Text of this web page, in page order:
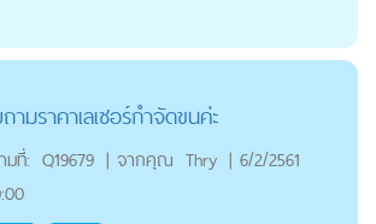
ามราคาเลเซอร์กำจัดขนค่ะ
มที่: Q19679 | จากคุณ Thry | 6/2/2561